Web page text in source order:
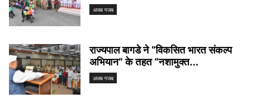
अजब गजब
राज्यपाल बागडे ने “विकसित भारत संकल्प
अभियान” के तहत “नशामुक्त...
अजब गजब